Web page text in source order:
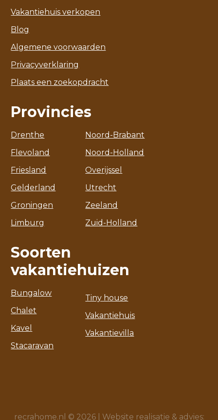
Vakantiehuis verkopen
Blog
Algemene voorwaarden
Privacyverklaring
Plaats een zoekopdracht
Provincies
Drenthe
Flevoland
Friesland
Gelderland
Groningen
Limburg
Noord-Brabant
Noord-Holland
Overijssel
Utrecht
Zeeland
Zuid-Holland
Soorten
vakantiehuizen
Bungalow
Chalet
Kavel
Stacaravan
Tiny house
Vakantiehuis
Vakantievilla
recrahome.nl © 2026 | Website realisatie & advies: